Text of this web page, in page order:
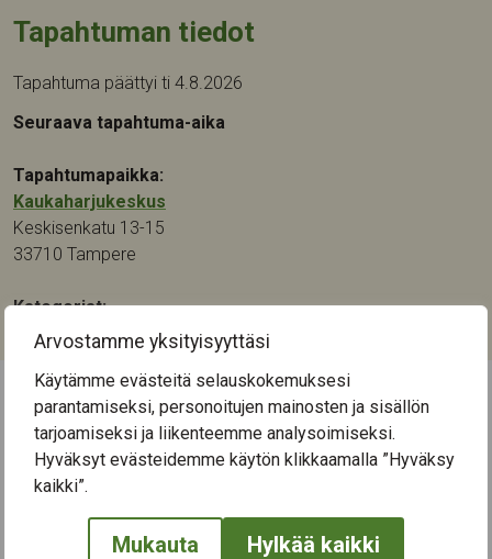
Arvostamme yksityisyyttäsi
Käytämme evästeitä selauskokemuksesi
parantamiseksi, personoitujen mainosten ja sisällön
tarjoamiseksi ja liikenteemme analysoimiseksi.
Hyväksyt evästeidemme käytön klikkaamalla ”Hyväksy
kaikki”.
Mukauta Hylkää kaikki
Tapahtuman tiedot
Tapahtuma päättyi ti 4.8.2026
Seuraava tapahtuma-aika
Tapahtumapaikka:
Kaukaharjukeskus
Keskisenkatu 13-15
33710 Tampere
Kategoriat:
Käsityö,Keskustelu,Kulttuuri,Luonto
← Näytä kaikki tapahtumat